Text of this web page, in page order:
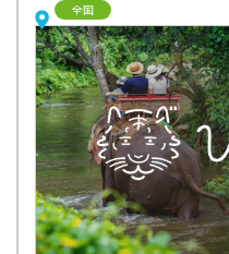
全国